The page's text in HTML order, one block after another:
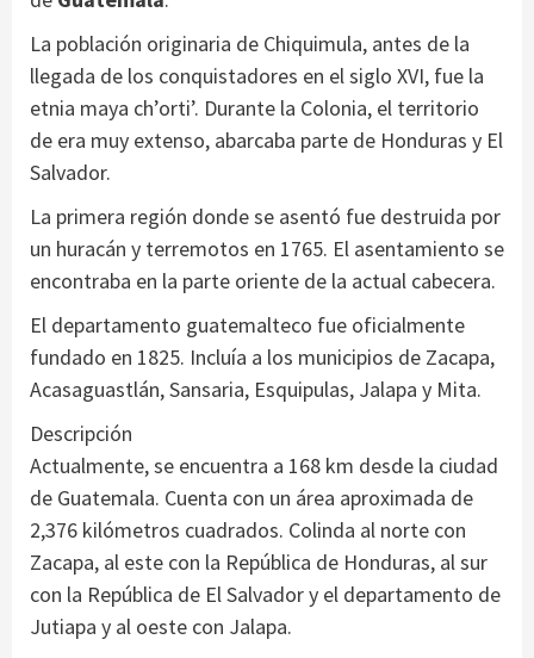
La población originaria de Chiquimula, antes de la
llegada de los conquistadores en el siglo XVI, fue la
etnia maya ch’orti’. Durante la Colonia, el territorio
de era muy extenso, abarcaba parte de Honduras y El
Salvador.
La primera región donde se asentó fue destruida por
un huracán y terremotos en 1765. El asentamiento se
encontraba en la parte oriente de la actual cabecera.
El departamento guatemalteco fue oficialmente
fundado en 1825. Incluía a los municipios de Zacapa,
Acasaguastlán, Sansaria, Esquipulas, Jalapa y Mita.
Descripción
Actualmente, se encuentra a 168 km desde la ciudad
de Guatemala. Cuenta con un área aproximada de
2,376 kilómetros cuadrados. Colinda al norte con
Zacapa, al este con la República de Honduras, al sur
con la República de El Salvador y el departamento de
Jutiapa y al oeste con Jalapa.